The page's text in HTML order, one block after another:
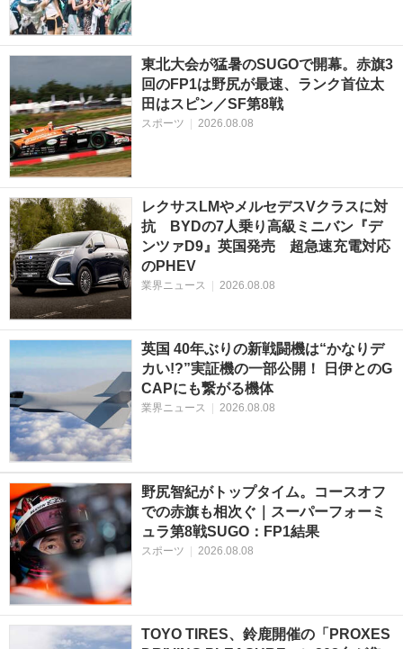
東北大会が猛暑のSUGOで開幕。赤旗3
回のFP1は野尻が最速、ランク首位太
田はスピン／SF第8戦
スポーツ | 2026.08.08
レクサスLMやメルセデスVクラスに対
抗 BYDの7人乗り高級ミニバン『デ
ンツァD9』英国発売 超急速充電対応
のPHEV
業界ニュース | 2026.08.08
英国 40年ぶりの新戦闘機は“かなりデ
カい!?”実証機の一部公開！ 日伊とのG
CAPにも繋がる機体
業界ニュース | 2026.08.08
野尻智紀がトップタイム。コースオフ
での赤旗も相次ぐ｜スーパーフォーミ
ュラ第8戦SUGO：FP1結果
スポーツ | 2026.08.08
TOYO TIRES、鈴鹿開催の「PROXES